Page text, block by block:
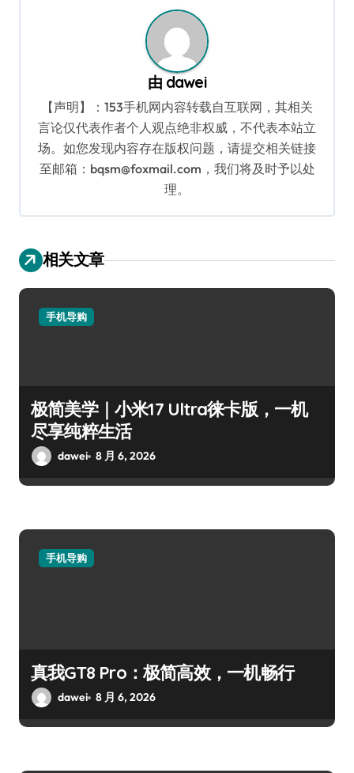
由 dawei
【声明】：153手机网内容转载自互联网，其相关
言论仅代表作者个人观点绝非权威，不代表本站立
场。如您发现内容存在版权问题，请提交相关链接
至邮箱：bqsm@foxmail.com，我们将及时予以处
理。
相关文章
手机导购
极简美学｜小米17 Ultra徕卡版，一机
尽享纯粹生活
dawei 8 月 6, 2026
手机导购
真我GT8 Pro：极简高效，一机畅行
dawei 8 月 6, 2026